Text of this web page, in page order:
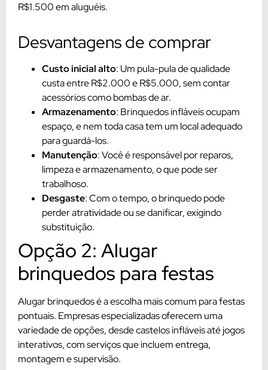
R$1.500 em aluguéis.
Desvantagens de comprar
Custo inicial alto: Um pula-pula de qualidade
custa entre R$2.000 e R$5.000, sem contar
acessórios como bombas de ar.
Armazenamento: Brinquedos infláveis ocupam
espaço, e nem toda casa tem um local adequado
para guardá-los.
Manutenção: Você é responsável por reparos,
limpeza e armazenamento, o que pode ser
trabalhoso.
Desgaste: Com o tempo, o brinquedo pode
perder atratividade ou se danificar, exigindo
substituição.
Opção 2: Alugar
brinquedos para festas
Alugar brinquedos é a escolha mais comum para festas
pontuais. Empresas especializadas oferecem uma
variedade de opções, desde castelos infláveis até jogos
interativos, com serviços que incluem entrega,
montagem e supervisão.